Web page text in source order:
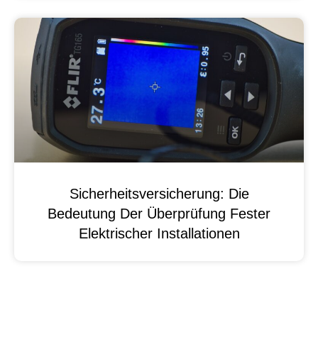
Sicherheitsversicherung: Die
Bedeutung Der Überprüfung Fester
Elektrischer Installationen